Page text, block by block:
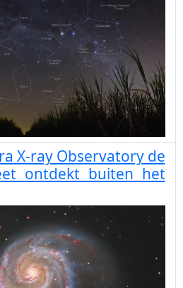
X-ray Observatory de
ontdekt buiten het